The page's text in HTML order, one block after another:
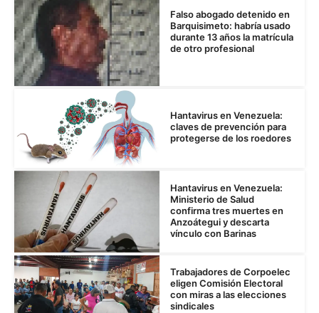
Falso abogado detenido en
Barquisimeto: habría usado
durante 13 años la matrícula
de otro profesional
Hantavirus en Venezuela:
claves de prevención para
protegerse de los roedores
Hantavirus en Venezuela:
Ministerio de Salud
confirma tres muertes en
Anzoátegui y descarta
vínculo con Barinas
Trabajadores de Corpoelec
eligen Comisión Electoral
con miras a las elecciones
sindicales